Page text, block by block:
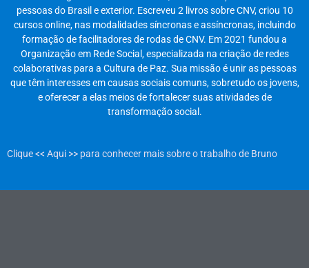
pessoas do Brasil e exterior. Escreveu 2 livros sobre CNV, criou 10
cursos online, nas modalidades síncronas e assíncronas, incluindo
formação de facilitadores de rodas de CNV. Em 2021 fundou a
Organização em Rede Social, especializada na criação de redes
colaborativas para a Cultura de Paz. Sua missão é unir as pessoas
que têm interesses em causas sociais comuns, sobretudo os jovens,
e oferecer a elas meios de fortalecer suas atividades de
transformação social.
Clique << Aqui >> para conhecer mais sobre o trabalho de Bruno